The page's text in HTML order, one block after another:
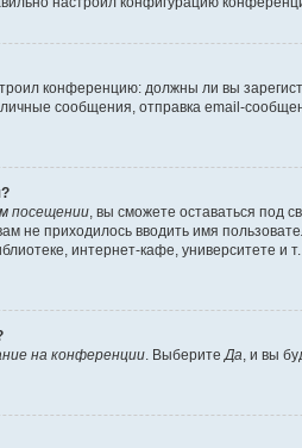
конференцию: должны ли вы
сообщения, отправка email-
посещении , вы сможете оставаться под
не приходилось вводить имя
интернет-кафе, университете и
на конференции . Выберите Да , и вы